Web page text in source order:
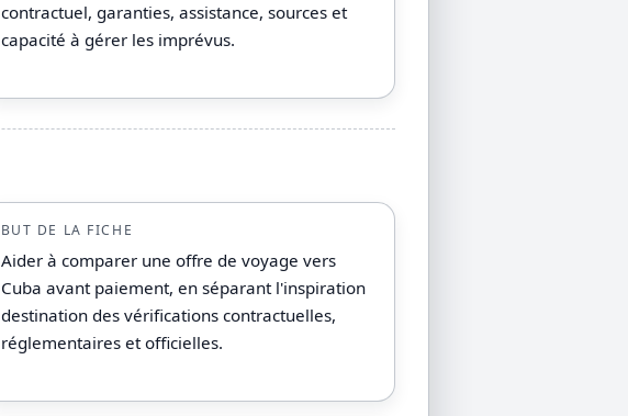
contractuel, garanties, assistance, sources et
capacité à gérer les imprévus.
BUT DE LA FICHE
Aider à comparer une offre de voyage vers
Cuba avant paiement, en séparant l'inspiration
destination des vérifications contractuelles,
réglementaires et officielles.